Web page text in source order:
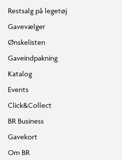
Restsalg på legetøj
Gavevælger
Ønskelisten
Gaveindpakning
Katalog
Events
Click&Collect
BR Business
Gavekort
Om BR